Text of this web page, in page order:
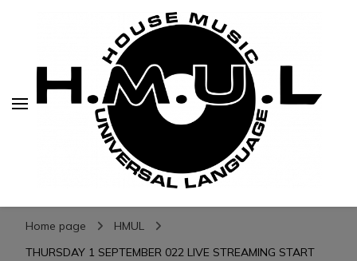
H.M.U.L.
H.M.U.L.
www.housemusicuniversallanguage.com
Home page
HMUL
THURSDAY 1 SEPTEMBER 022 LIVE STREAMING START